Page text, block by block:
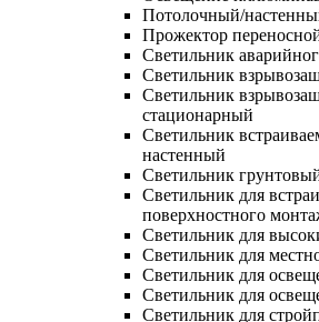
Потолочный/
Прожектор
Светильник
Светильник
Светильник
стационарный
Светильник
настенный
Светильник
Светильник для
поверхностного
Светильник для
Светильник для
Светильник для
Светильник для
Светильник для